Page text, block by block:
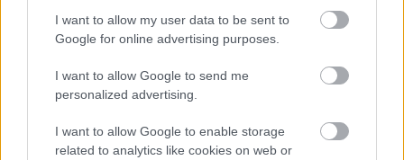
I want to allow my user data to be sent to
Google for online advertising purposes.
I want to allow Google to send me
personalized advertising.
I want to allow Google to enable storage
related to analytics like cookies on web or